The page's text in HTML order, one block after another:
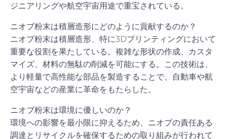
ジニアリングや航空宇宙用途で重宝されている。
ニオブ粉末は積層造形にどのように貢献するのか？
ニオブ粉末は積層造形、特に3Dプリンティングにおいて
重要な役割を果たしている。複雑な形状の作成、カスタ
マイズ、材料の無駄の削減を可能にする。この技術は、
より軽量で高性能な部品を製造することで、自動車や航
空宇宙などの産業に革命をもたらした。
ニオブ粉末は環境に優しいのか？
環境への影響を最小限に抑えるため、ニオブの責任ある
調達とリサイクルを確保するための取り組みが行われて